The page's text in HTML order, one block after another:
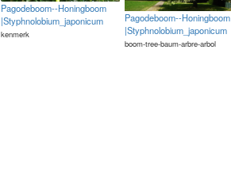
Pagodeboom--Honingboom
|Styphnolobium_japonicum
kenmerk
Pagodeboom--Honingboom
|Styphnolobium_japonicum
boom-tree-baum-arbre-arbol